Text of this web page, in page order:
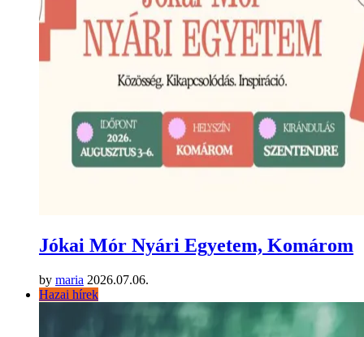
Jókai Mór Nyári Egyetem, Komárom
by maria 2026.07.06.
Hazai hírek